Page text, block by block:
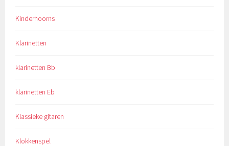
Kinderhoorns
Klarinetten
klarinetten Bb
klarinetten Eb
Klassieke gitaren
Klokkenspel